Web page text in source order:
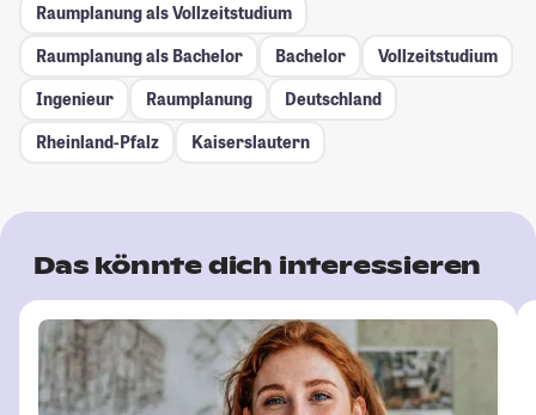
Raumplanung als Vollzeitstudium
Raumplanung als Bachelor
Bachelor
Vollzeitstudium
Ingenieur
Raumplanung
Deutschland
Rheinland-Pfalz
Kaiserslautern
Das könnte dich interessieren